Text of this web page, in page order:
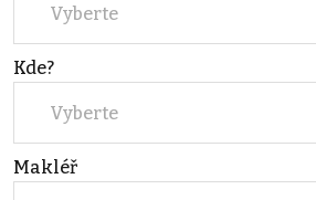
Vyberte
Kde?
Vyberte
Makléř